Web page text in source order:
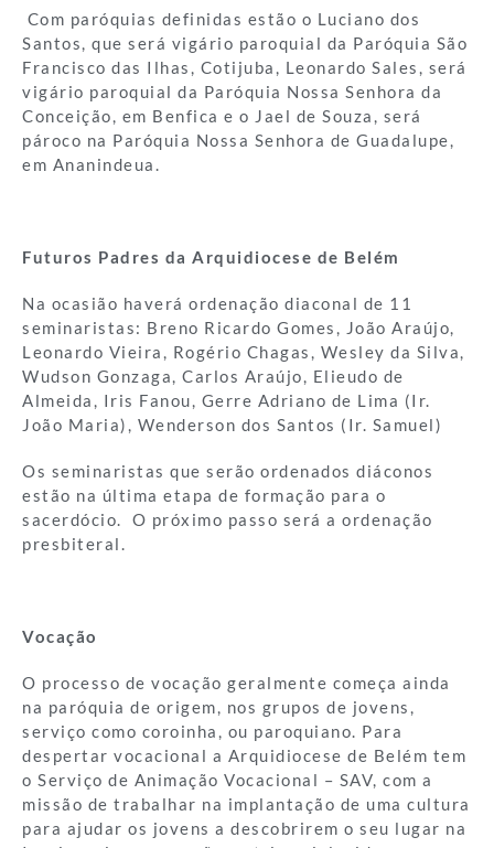
Com paróquias definidas estão o Luciano dos
Santos, que será vigário paroquial da Paróquia São
Francisco das Ilhas, Cotijuba, Leonardo Sales, será
vigário paroquial da Paróquia Nossa Senhora da
Conceição, em Benfica e o Jael de Souza, será
pároco na Paróquia Nossa Senhora de Guadalupe,
em Ananindeua.
Futuros Padres da Arquidiocese de Belém
Na ocasião haverá ordenação diaconal de 11
seminaristas: Breno Ricardo Gomes, João Araújo,
Leonardo Vieira, Rogério Chagas, Wesley da Silva,
Wudson Gonzaga, Carlos Araújo, Elieudo de
Almeida, Iris Fanou, Gerre Adriano de Lima (Ir.
João Maria), Wenderson dos Santos (Ir. Samuel)
Os seminaristas que serão ordenados diáconos
estão na última etapa de formação para o
sacerdócio. O próximo passo será a ordenação
presbiteral.
Vocação
O processo de vocação geralmente começa ainda
na paróquia de origem, nos grupos de jovens,
serviço como coroinha, ou paroquiano. Para
despertar vocacional a Arquidiocese de Belém tem
o Serviço de Animação Vocacional – SAV, com a
missão de trabalhar na implantação de uma cultura
para ajudar os jovens a descobrirem o seu lugar na